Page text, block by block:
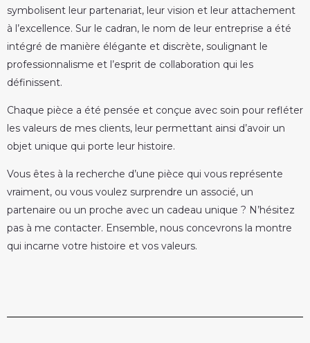
symbolisent leur partenariat, leur vision et leur attachement
à l’excellence. Sur le cadran, le nom de leur entreprise a été
intégré de manière élégante et discrète, soulignant le
professionnalisme et l’esprit de collaboration qui les
définissent.
Chaque pièce a été pensée et conçue avec soin pour refléter
les valeurs de mes clients, leur permettant ainsi d’avoir un
objet unique qui porte leur histoire.
Vous êtes à la recherche d’une pièce qui vous représente
vraiment, ou vous voulez surprendre un associé, un
partenaire ou un proche avec un cadeau unique ? N’hésitez
pas à me contacter. Ensemble, nous concevrons la montre
qui incarne votre histoire et vos valeurs.